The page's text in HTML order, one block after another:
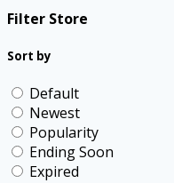
Filter Store
Sort by
Default
Newest
Popularity
Ending Soon
Expired